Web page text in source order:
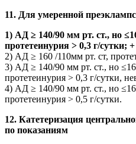
11. Для умеренной
1) АД ≥ 140/90 мм рт. ст., но
протетеинурия > 0,3 г/сутки; +
2) АД ≥ 160 /110мм рт. ст,
3) АД ≥ 140/90 мм рт. ст., но
протетеинурия > 0,3 г/сутки,
4) АД ≥ 140/90 мм рт. ст., но
протетеинурия > 0,5 г/сутки.
12. Катетеризация
по показаниям